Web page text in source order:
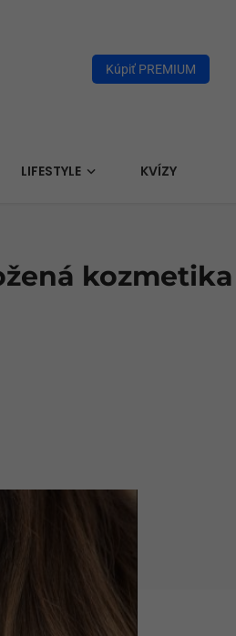
Kúpiť PREMIUM
LIFESTYLE KVÍZY
kozmetika